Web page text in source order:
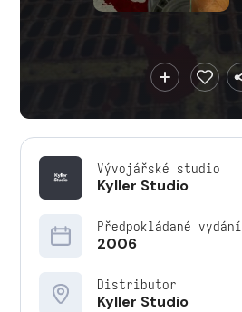
Vývojářské studio
Kyller Studio
Předpokládané vydání
2006
Distributor
Kyller Studio